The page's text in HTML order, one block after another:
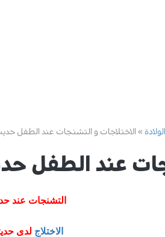
الاختلاجات و التشنجات عند الطفل
عند الطفل
التشنجات عند
الاختلاج لدى